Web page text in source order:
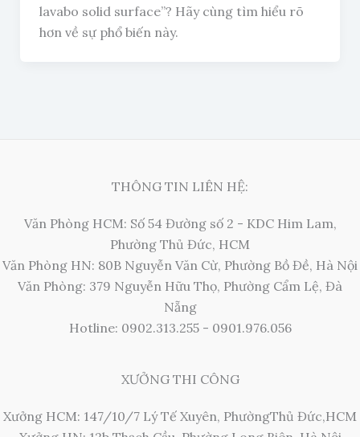
lavabo solid surface”? Hãy cùng tìm hiểu rõ
hơn về sự phổ biến này.
THÔNG TIN LIÊN HỆ:
Văn Phòng HCM: Số 54 Đường số 2 - KDC Him Lam,
Phường Thủ Đức, HCM
Văn Phòng HN: 80B Nguyễn Văn Cừ, Phường Bồ Đề, Hà Nội
Văn Phòng: 379 Nguyễn Hữu Thọ, Phường Cẩm Lệ, Đà
Nẵng
Hotline: 0902.313.255 - 0901.976.056
XƯỞNG THI CÔNG
Xưởng HCM: 147/10/7 Lý Tế Xuyên, PhườngThủ Đức,HCM